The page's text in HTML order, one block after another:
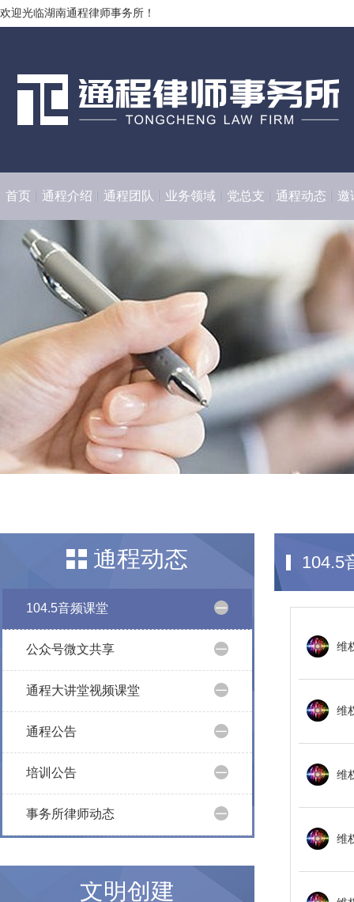
欢迎光临湖南通程律师事务所！
首页 通程介绍 通程团队 业务领域 党总支 通程动态 邀
通程动态
104.5音频课堂
公众号微文共享
通程大讲堂视频课堂
通程公告
培训公告
事务所律师动态
文明创建
104.5
维
维